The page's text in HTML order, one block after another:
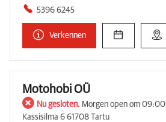
5396 6245
Verkennen
Motohobi OÜ
Nu gesloten. Morgen open om 09:00
Kassisilma 6 61708 Tartu